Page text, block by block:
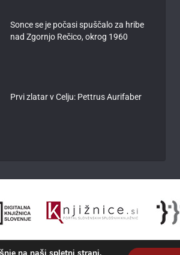
Sonce se je počasi spuščalo za hribe
nad Zgornjo Rečico, okrog 1960
Prvi zlatar v Celju: Pettrus Aurifaber